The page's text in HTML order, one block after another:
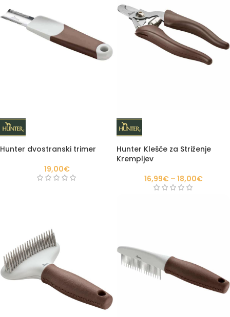
Hunter dvostranski trimer
19,00€
Hunter Klešče za Striženje
Krempljev
16,99€ – 18,00€